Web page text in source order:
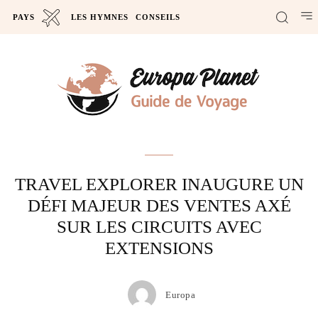
PAYS LES HYMNES CONSEILS
TRAVEL EXPLORER INAUGURE UN
DÉFI MAJEUR DES VENTES AXÉ
SUR LES CIRCUITS AVEC
EXTENSIONS
Europa